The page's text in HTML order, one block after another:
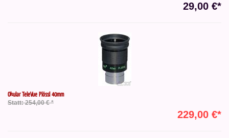
29,00 €*
Okular TeleVue Plössl 40mm
Statt: 254,00 € *
229,00 €*